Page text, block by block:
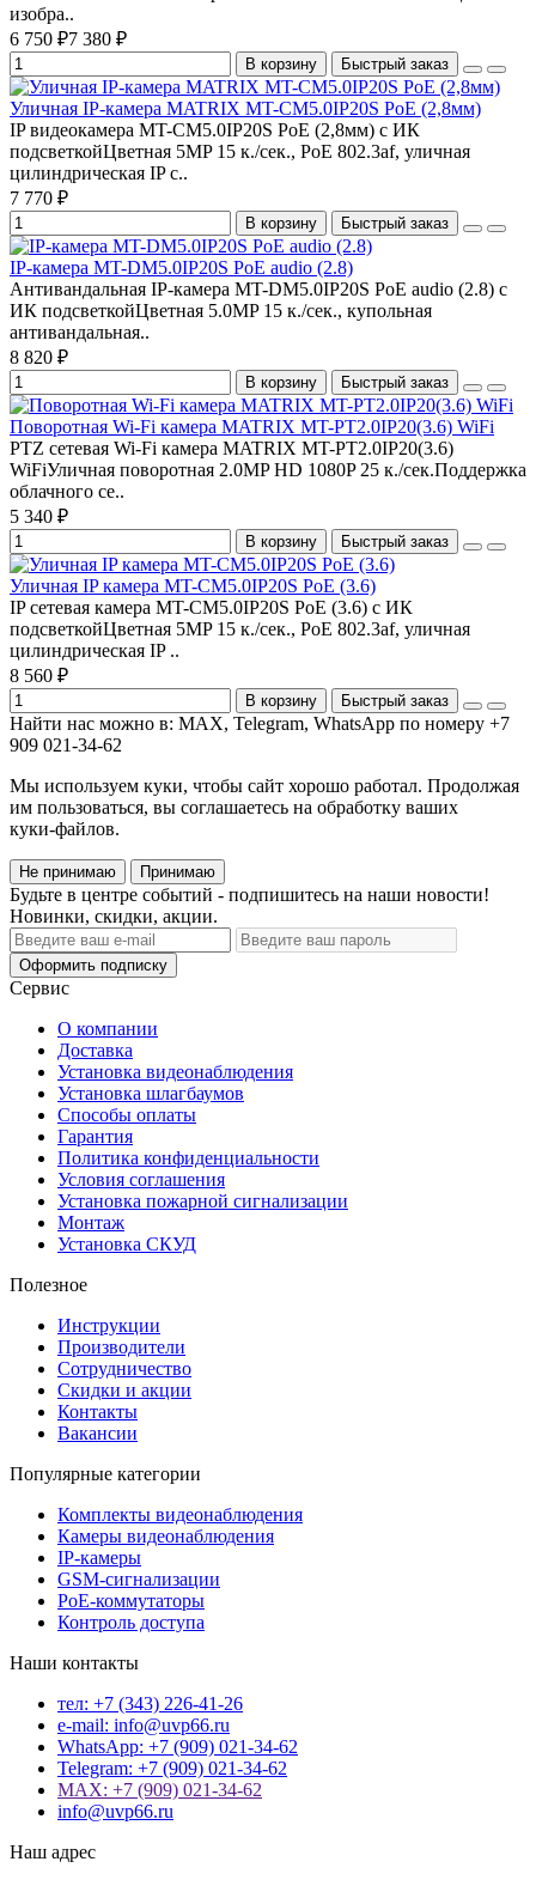
изобра..
6 750 ₽7 380 ₽
В корзину Быстрый заказ
Уличная IP-камера MATRIX MT-CM5.0IP20S PoE (2,8мм)
IP видеокамера MT-CM5.0IP20S PoE (2,8мм) с ИК
подсветкойЦветная 5MP 15 к./сек., PoE 802.3af, уличная
цилиндрическая IP с..
7 770 ₽
В корзину Быстрый заказ
IP-камера MT-DM5.0IP20S PoE audio (2.8)
Антивандальная IP-камера MT-DM5.0IP20S PoE audio (2.8) с
ИК подсветкойЦветная 5.0MP 15 к./сек., купольная
антивандальная..
8 820 ₽
В корзину Быстрый заказ
Поворотная Wi-Fi камера MATRIX MT-PT2.0IP20(3.6) WiFi
PTZ сетевая Wi-Fi камера MATRIX MT-PT2.0IP20(3.6)
WiFiУличная поворотная 2.0MP HD 1080P 25 к./сек.Поддержка
облачного се..
5 340 ₽
В корзину Быстрый заказ
Уличная IP камера MT-CM5.0IP20S PoE (3.6)
IP сетевая камера MT-CM5.0IP20S PoE (3.6) с ИК
подсветкойЦветная 5MP 15 к./сек., PoE 802.3af, уличная
цилиндрическая IP ..
8 560 ₽
В корзину Быстрый заказ
Найти нас можно в: MAX, Telegram, WhatsApp по номеру +7
909 021-34-62
Мы используем куки, чтобы сайт хорошо работал. Продолжая
им пользоваться, вы соглашаетесь на обработку ваших
куки‑файлов.
Не принимаю Принимаю
Будьте в центре событий - подпишитесь на наши новости!
Новинки, скидки, акции.
Оформить подписку
Сервис
О компании
Доставка
Установка видеонаблюдения
Установка шлагбаумов
Способы оплаты
Гарантия
Политика конфиденциальности
Условия соглашения
Установка пожарной сигнализации
Монтаж
Установка СКУД
Полезное
Инструкции
Производители
Сотрудничество
Скидки и акции
Контакты
Вакансии
Популярные категории
Комплекты видеонаблюдения
Камеры видеонаблюдения
IP-камеры
GSM-сигнализации
PoE-коммутаторы
Контроль доступа
Наши контакты
тел: +7 (343) 226-41-26
e-mail: info@uvp66.ru
WhatsApp: +7 (909) 021-34-62
Telegram: +7 (909) 021-34-62
MAX: +7 (909) 021-34-62
info@uvp66.ru
Наш адрес